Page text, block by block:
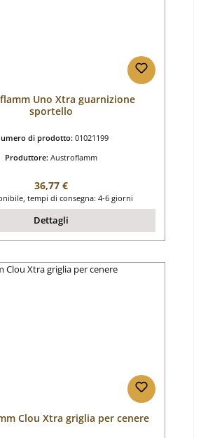
Uno Xtra guarnizione
sportello
di prodotto: 01021199
Produttore: Austroflamm
Prezzo normale:
36,77 €
tempi di consegna: 4-6 giorni
Dettagli
Clou Xtra griglia per cenere